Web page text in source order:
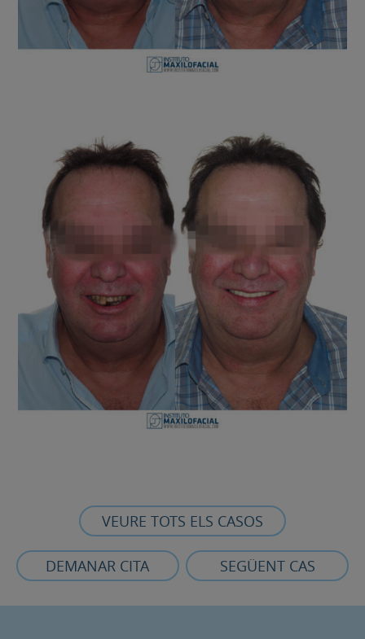
VEURE TOTS ELS CASOS
DEMANAR CITA SEGÜENT CAS